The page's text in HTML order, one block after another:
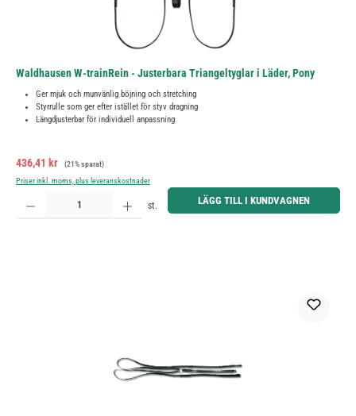
Waldhausen W-trainRein - Justerbara Triangeltyglar i Läder, Pony
Ger mjuk och munvänlig böjning och stretching
Styrrulle som ger efter istället för styv dragning
Längdjusterbar för individuell anpassning
Försäljningspris:
436,41 kr Ordinarie pris:
(21% sparat)
Priser inkl. moms, plus leveranskostnader
Produktkvantitet: Ange önskat belopp eller använd knapparna för att öka eller minska kvantiteten.
st. LÄGG TILL I KUNDVAGNEN